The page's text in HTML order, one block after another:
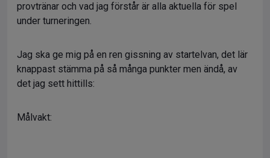
provtränar och vad jag förstår är alla aktuella för spel
under turneringen.
Jag ska ge mig på en ren gissning av startelvan, det lär
knappast stämma på så många punkter men ändå, av
det jag sett hittills:
Målvakt: